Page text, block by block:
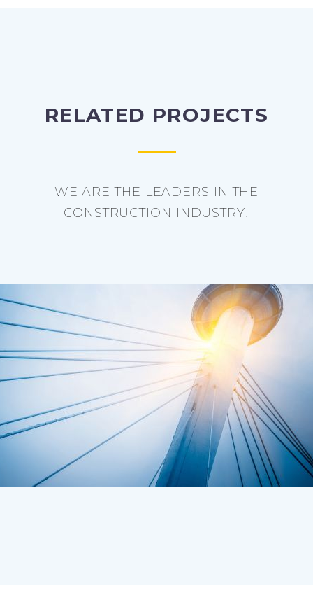
RELATED PROJECTS
WE ARE THE LEADERS IN THE
CONSTRUCTION INDUSTRY!